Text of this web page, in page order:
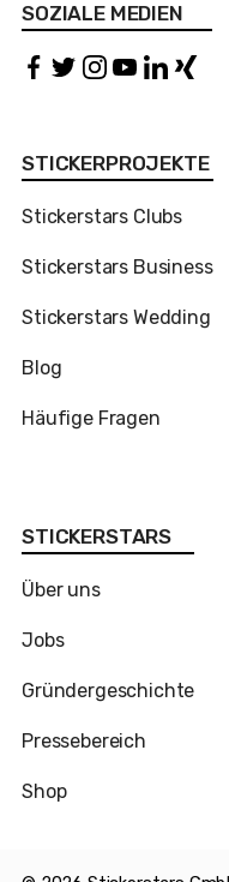
SOZIALE MEDIEN
STICKERPROJEKTE
Stickerstars Clubs
Stickerstars Business
Stickerstars Wedding
Blog
Häufige Fragen
STICKERSTARS
Über uns
Jobs
Gründergeschichte
Pressebereich
Shop